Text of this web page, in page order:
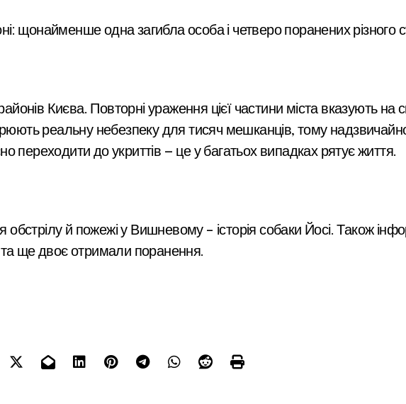
щонайменше одна загибла особа і четверо поранених різного
Києва. Повторні ураження цієї частини міста вказують на
реальну небезпеку для тисяч мешканців, тому
переходити до укриттів — це у багатьох випадках рятує життя.
й пожежі у Вишневому – історія собаки Йосі. Також
та ще двоє отримали поранення.